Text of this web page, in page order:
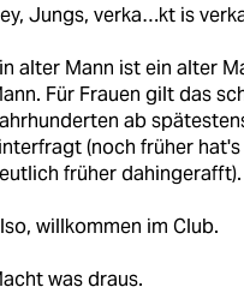
Jungs, verka…kt is
alter Mann ist ein alter
Für Frauen gilt das
ab
(noch früher
früher dahingerafft).
willkommen im Club.
was draus.